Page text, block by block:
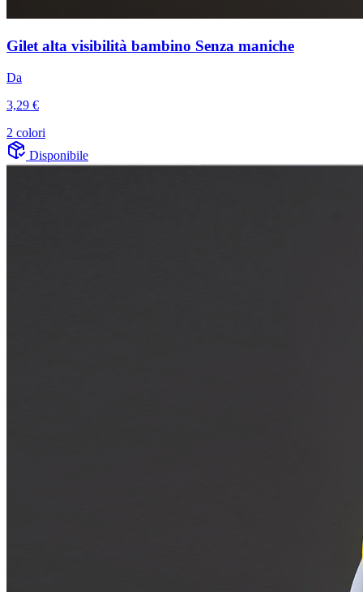
Gilet alta visibilità bambino Senza maniche
Da
3,29 €
2 colori
Disponibile